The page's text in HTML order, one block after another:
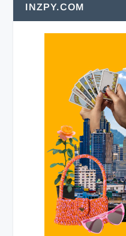
INZPY.COM